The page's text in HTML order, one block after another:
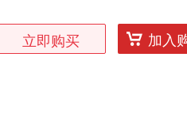
立即购买 加入